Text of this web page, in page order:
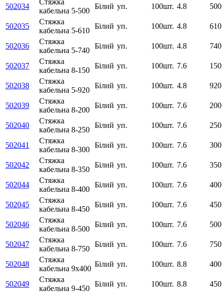
502034
кабельна 5-500
Білий уп. 100шт. 4.8 500
502035
Стяжка
кабельна 5-610
Білий уп. 100шт. 4.8 610
502036
Стяжка
кабельна 5-740
Білий уп. 100шт. 4.8 740
502037
Стяжка
кабельна 8-150
Білий уп. 100шт. 7.6 150
502038
Стяжка
кабельна 5-920
Білий уп. 100шт. 4.8 920
502039
Стяжка
кабельна 8-200
Білий уп. 100шт. 7.6 200
502040
Стяжка
кабельна 8-250
Білий уп. 100шт. 7.6 250
502041
Стяжка
кабельна 8-300
Білий уп. 100шт. 7.6 300
502042
Стяжка
кабельна 8-350
Білий уп. 100шт. 7.6 350
502044
Стяжка
кабельна 8-400
Білий уп. 100шт. 7.6 400
502045
Стяжка
кабельна 8-450
Білий уп. 100шт. 7.6 450
502046
Стяжка
кабельна 8-500
Білий уп. 100шт. 7.6 500
502047
Стяжка
кабельна 8-750
Білий уп. 100шт. 7.6 750
502048
Стяжка
кабельна 9х400
Білий уп. 100шт. 8.8 400
502049
Стяжка
кабельна 9-450
Білий уп. 100шт. 8.8 450